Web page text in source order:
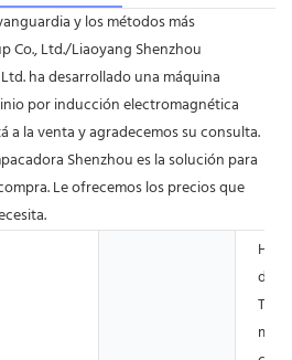
y los métodos más
Co., Ltd./Liaoyang Shenzhou
ha desarrollado una máquina
por inducción electromagnética
a la venta y agradecemos su consulta.
Shenzhou es la solución para
Le ofrecemos los precios que
de